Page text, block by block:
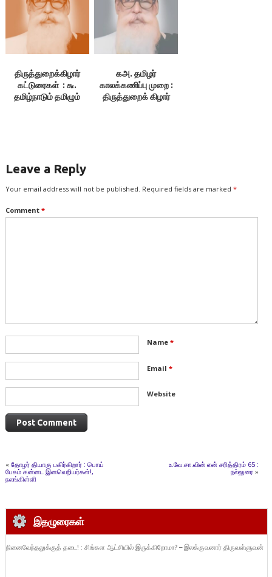
5.மக்கள் வாழ்க்கை
நிலை
திருத்துறைக்கிழார்
கட்டுரைகள் : ௬.
தமிழ்நாடும் தமிழும்
கஅ. தமிழர்
காலக்கணிப்பு முறை :
திருத்துறைக் கிழார்
Leave a Reply
Your email address will not be published. Required fields are marked *
Comment *
Name *
Email *
Website
« தோழர் தியாகு பகிர்கிறார் : பொய்
பேசும் கன்னட இனவெறியர்கள்!,
நலங்கிள்ளி
உ.வே.சா.வின் என் சரித்திரம் 65 :
நல்லுரை »
இதழுரைகள்
நினைவேந்தலுக்குத் தடை! : சிங்கள ஆட்சியில் இருக்கிறோமா? – இலக்குவனார் திருவள்ளுவன்